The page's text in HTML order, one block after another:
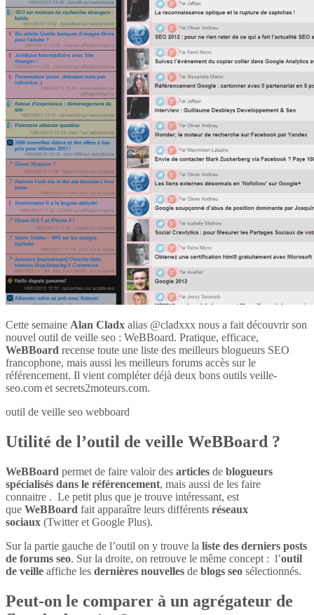
Cette semaine Alan Cladx alias @cladxxx nous a fait découvrir son
nouvel outil de veille seo : WeBBoard. Pratique, efficace,
WeBBoard recense toute une liste des meilleurs blogueurs SEO
francophone, mais aussi les meilleurs forums accès sur le
référencement. Il vient compléter déjà deux bons outils veille-
seo.com et secrets2moteurs.com.
outil de veille seo webboard
Utilité de l’outil de veille WeBBoard ?
WeBBoard permet de faire valoir des articles de blogueurs
spécialisés dans le référencement, mais aussi de les faire
connaitre . Le petit plus que je trouve intéressant, est
que WeBBoard fait apparaître leurs différents réseaux
sociaux (Twitter et Google Plus).
Sur la partie gauche de l’outil on y trouve la liste des derniers posts
de forums seo. Sur la droite, on retrouve le même concept : l’outil
de veille affiche les dernières nouvelles de blogs seo sélectionnés.
Peut-on le comparer à un agrégateur de